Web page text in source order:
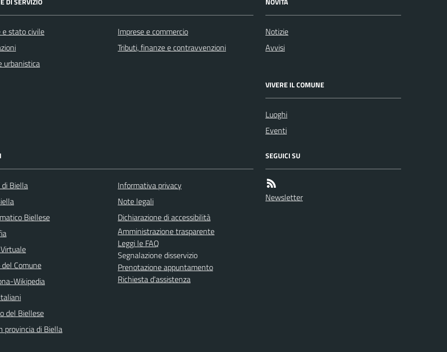
e stato civile
urbanistica
Imprese e commercio
Tributi, finanze e contravvenzioni
Notizie
Avvisi
VIVERE IL COMUNE
Luoghi
Eventi
Biella
Biellese
Comune
Wikipedia
del Biellese
provincia di Biella
Informativa privacy
Note legali
Dichiarazione di accessibilità
Amministrazione trasparente
Leggi le FAQ
Segnalazione disservizio
Prenotazione appuntamento
Richiesta d'assistenza
SEGUICI SU
Newsletter